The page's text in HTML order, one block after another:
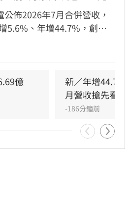
佈2026年7月合併營收，
5.6%、年增44.7%，創下
七月累計營收達2兆
毛利率造成短期稀釋壓力，
程需求強勁，加上公司持續
控制，台積電對長期獲利表
亦看好後續營運成長動能。
億
新／年增44.7%
月營收搶先看
-186分鐘前